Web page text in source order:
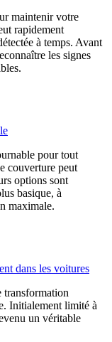
maintenir votre
rapidement
à temps. Avant
les signes
pour tout
couverture peut
options sont
basique, à
maximale.
dans les voitures
transformation
Initialement limité à
un véritable